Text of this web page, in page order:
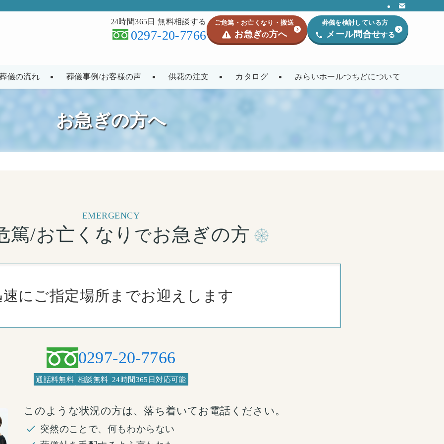
儀の流れ 葬儀事例/お客様の声 供花の注文 カタログ みらいホールつちどについて
24時間365日 無料相談する
0297-20-7766
ご危篤・お亡くなり・搬送
お急ぎの方へ
葬儀を検討している方
メール問合せする
お急ぎの方へ
EMERGENCY
篤/お亡くなり でお急ぎの方
速にご指定場所までお迎えします
0297-20-7766
通話料無料 相談無料 24時間365日対応可能
このような状況の方は、落ち着いてお電話ください。
突然のことで、何もわからない